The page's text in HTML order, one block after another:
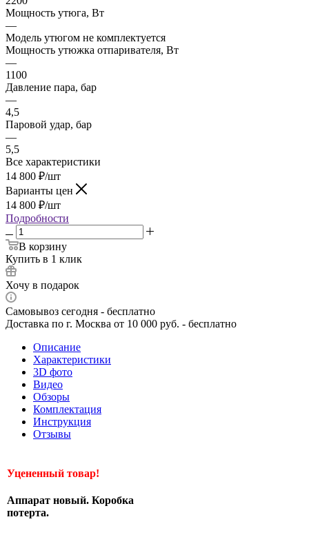
Мощность утюга, Вт
—
Модель утюгом не комплектуется
Мощность утюжка отпаривателя, Вт
—
1100
Давление пара, бар
—
4,5
Паровой удар, бар
—
5,5
Все характеристики
14 800 ₽/шт
Варианты цен
14 800 ₽/шт
Подробности
В корзину
Купить в 1 клик
Хочу в подарок
Самовывоз сегодня - бесплатно
Доставка по г. Москва от 10 000 руб. - бесплатно
Описание
Характеристики
3D фото
Видео
Обзоры
Комплектация
Инструкция
Отзывы
Уцененный товар!
Аппарат новый. Коробка
потерта.